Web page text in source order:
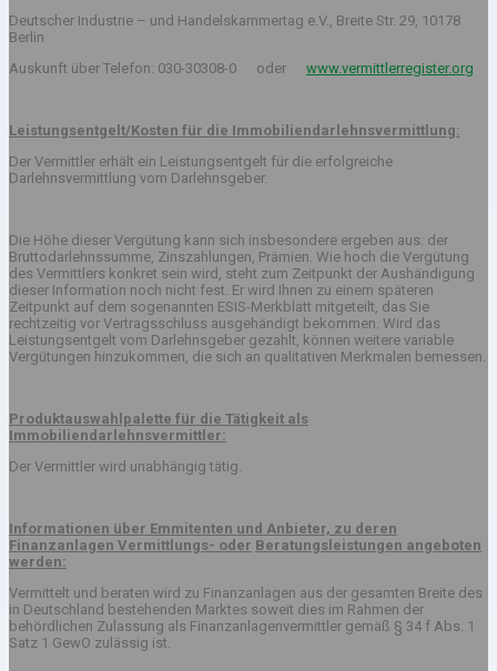
Deutscher Industrie – und Handelskammertag e.V., Breite Str. 29, 10178
Berlin
Auskunft über Telefon: 030-30308-0 oder www.vermittlerregister.org
Leistungsentgelt/Kosten für die Immobiliendarlehnsvermittlung:
Der Vermittler erhält ein Leistungsentgelt für die erfolgreiche
Darlehnsvermittlung vom Darlehnsgeber.
Die Höhe dieser Vergütung kann sich insbesondere ergeben aus: der
Bruttodarlehnssumme, Zinszahlungen, Prämien. Wie hoch die Vergütung
des Vermittlers konkret sein wird, steht zum Zeitpunkt der Aushändigung
dieser Information noch nicht fest. Er wird Ihnen zu einem späteren
Zeitpunkt auf dem sogenannten ESIS-Merkblatt mitgeteilt, das Sie
rechtzeitig vor Vertragsschluss ausgehändigt bekommen. Wird das
Leistungsentgelt vom Darlehnsgeber gezahlt, können weitere variable
Vergütungen hinzukommen, die sich an qualitativen Merkmalen bemessen.
Produktauswahlpalette für die Tätigkeit als
Immobiliendarlehnsvermittler:
Der Vermittler wird unabhängig tätig.
Informationen über Emmitenten und Anbieter, zu deren
Finanzanlagen Vermittlungs- oder Beratungsleistungen angeboten
werden:
Vermittelt und beraten wird zu Finanzanlagen aus der gesamten Breite des
in Deutschland bestehenden Marktes soweit dies im Rahmen der
behördlichen Zulassung als Finanzanlagenvermittler gemäß § 34 f Abs. 1
Satz 1 GewO zulässig ist.